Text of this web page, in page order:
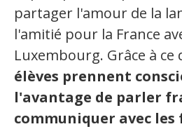
Capsules linguistiques
Jeux et outils
Intégration linguistique
Cours de français
partager l'amour de la
l'amitié pour la France
Luxembourg. Grâce à ce
élèves prennent
l'avantage de parler
communiquer avec